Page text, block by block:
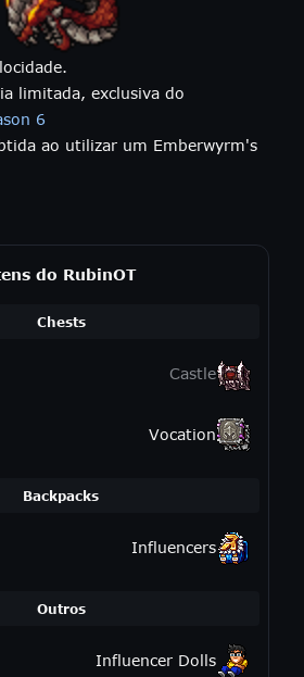
limitada, exclusiva do
6
ao utilizar um Emberwyrm's
do RubinOT
Chests
Castle
Vocation
Backpacks
Influencers
Outros
Influencer Dolls